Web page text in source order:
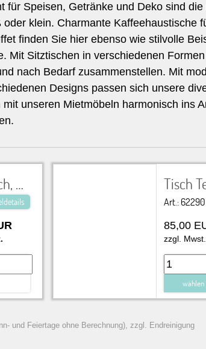
für Speisen, Getränke und Deko sind
klein. Charmante Kaffeehaustische
finden Sie hier ebenso wie stilvolle
Mit Sitztischen in verschiedenen
nach Bedarf zusammenstellen. Mit
Designs passen sich unsere
unseren Mietmöbeln harmonisch ins
Rund Bankett - Tisch, Ø 160 cm für 7-9 Personen (nicht ohne Tischtuch zu verwenden)
Art.: 62290
85,00
zzgl. Mwst.
wählen
und Feiertage ohne Berechnung), zzgl. Endreinigung